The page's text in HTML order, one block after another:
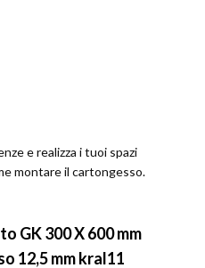
e realizza i tuoi spazi
montare il cartongesso.
GK 300 X 600 mm
12,5 mm kral11